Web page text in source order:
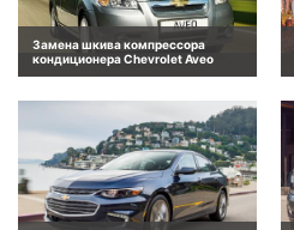
Замена шкива компрессора
кондиционера Chevrolet Aveo